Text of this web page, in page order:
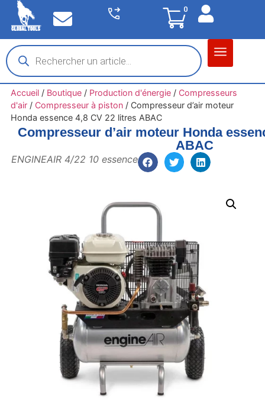
0
Accueil/ Boutique/ Production d'énergie/ Compresseurs
d'air/ Compresseur à piston/ Compresseur d’air moteur
Honda essence 4,8 CV 22 litres ABAC
Compresseur d’air moteur Honda
ABAC
ENGINEAIR 4/22 10 essence